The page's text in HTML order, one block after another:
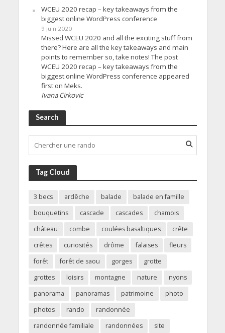
WCEU 2020 recap – key takeaways from the
biggest online WordPress conference
9 juin 2020
Missed WCEU 2020 and all the exciting stuff from
there? Here are all the key takeaways and main
points to remember so, take notes! The post
WCEU 2020 recap – key takeaways from the
biggest online WordPress conference appeared
first on Meks.
Ivana Cirkovic
Search
Tag Cloud
3 becs ardêche balade
balade en famille
bouquetins
cascade cascades
chamois
château
combe coulées basaltiques
crête
crêtes
curiosités drôme falaises
fleurs
forêt
forêt de saou gorges
grotte
grottes
loisirs montagne nature
nyons
panorama
panoramas patrimoine
photo
photos
rando
randonnée
randonnée familiale
randonnées site